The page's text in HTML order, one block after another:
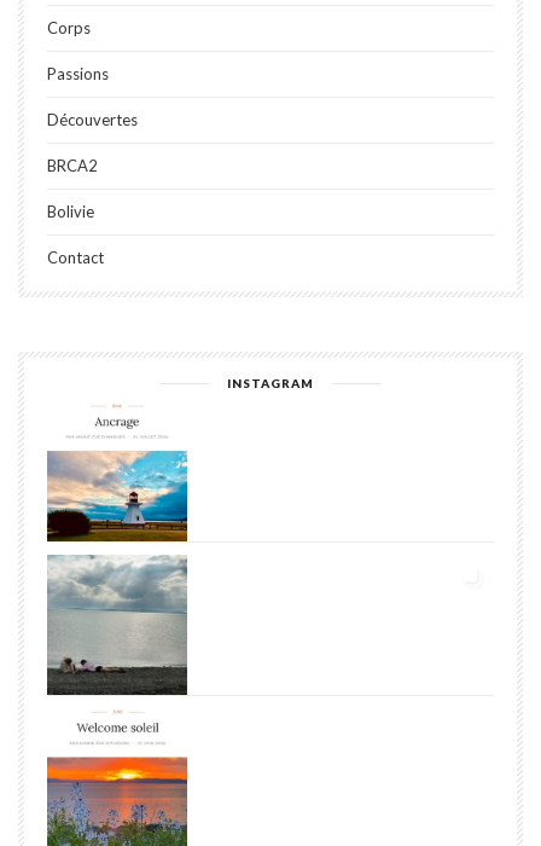
Corps
Passions
Découvertes
BRCA2
Bolivie
Contact
INSTAGRAM